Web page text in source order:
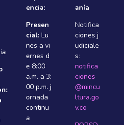
encia:
Presen
cial: Lu
nes a vi
ernes d
e 8:00
a.m. a 3:
00 p.m. j
ornada
continu
a
anía
Notifica
ciones j
udiciale
s:
notifica
ciones
@mincu
ltura.go
v.co